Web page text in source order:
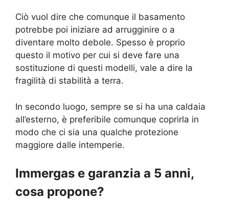
Ciò vuol dire che comunque il basamento
potrebbe poi iniziare ad arrugginire o a
diventare molto debole. Spesso è proprio
questo il motivo per cui si deve fare una
sostituzione di questi modelli, vale a dire la
fragilità di stabilità a terra.
In secondo luogo, sempre se si ha una caldaia
all’esterno, è preferibile comunque coprirla in
modo che ci sia una qualche protezione
maggiore dalle intemperie.
Immergas e garanzia a 5 anni,
cosa propone?